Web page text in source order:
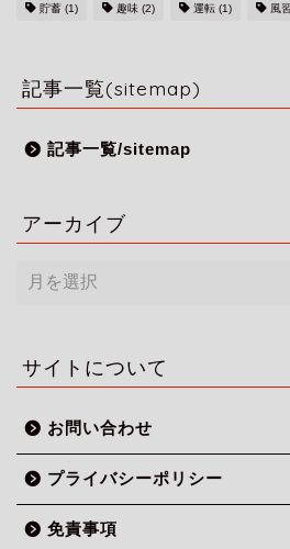
貯蓄 (1) 趣味 (2) 運転 (1) 風習
記事一覧(sitemap)
記事一覧/sitemap
アーカイブ
ー
ブ
サイトについて
お問い合わせ
プライバシーポリシー
免責事項